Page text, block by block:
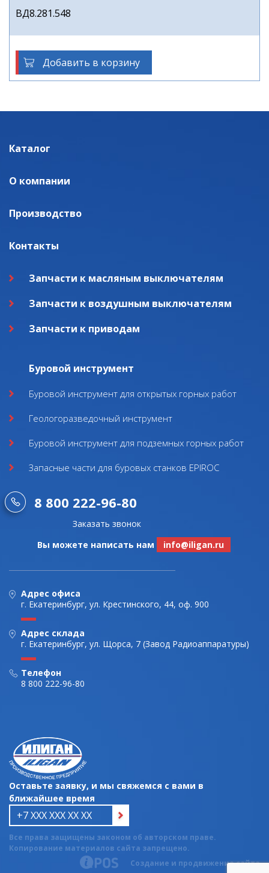
ВД8.281.548
Добавить в корзину
Каталог
О компании
Производство
Контакты
Запчасти к масляным выключателям
Запчасти к воздушным выключателям
Запчасти к приводам
Буровой инструмент
Буровой инструмент для открытых горных работ
Геологоразведочный инструмент
Буровой инструмент для подземных горных работ
Запасные части для буровых станков EPIROC
8 800 222-96-80
Заказать звонок
Вы можете написать нам
info@iligan.ru
Адрес офиса
г. Екатеринбург, ул. Крестинского, 44, оф. 900
Адрес склада
г. Екатеринбург, ул. Щорса, 7 (Завод Радиоаппаратуры)
Телефон
8 800 222-96-80
Оставьте заявку, и мы свяжемся с вами в
ближайшее время
Все права защищены законом об авторском праве.
Копирование материалов сайта запрещено.
Создание и продвижение сайта